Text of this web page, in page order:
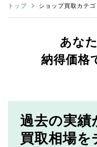
トップ ショップ買取カテゴ
あな
納得価格
過去の実績
買取相場を